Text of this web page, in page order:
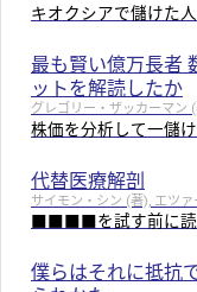
キオクシアで儲けた
最も賢い億万長者
ットを解読したか
グレゴリー・ザッカーマン
株価を分析して一儲
代替医療解剖
サイモン・シン (著), エツ
■■■■を試す前に読
僕らはそれに抵抗